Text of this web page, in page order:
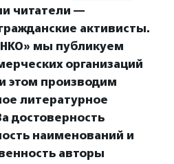
читатели —
активисты.
мы публикуем
организаций
этом производим
литературное
достоверность
наименований и
авторы